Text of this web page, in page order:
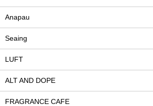
Anapau
Seaing
LUFT
ALT AND DOPE
FRAGRANCE CAFE